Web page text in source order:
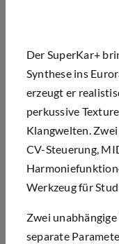
Der SuperKar+
Synthese ins
erzeugt er
perkussive
Klangwelten.
CV-Steuerung,
Werkzeug für
Zwei
separate